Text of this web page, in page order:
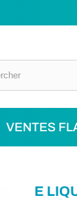
VENTES
E